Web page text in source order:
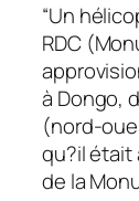
“Un
RDC
à Dongo,
(nord-
qu?il était
de la